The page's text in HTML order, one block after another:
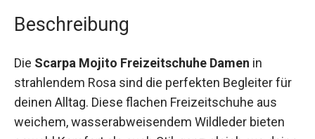
Beschreibung
strahlendem Rosa sind die perfekten Begleiter
für deinen Alltag. Diese flachen Freizeitschuhe
aus weichem, wasserabweisendem Wildleder
bieten sowohl Komfort als auch Stil, ganz gleich,